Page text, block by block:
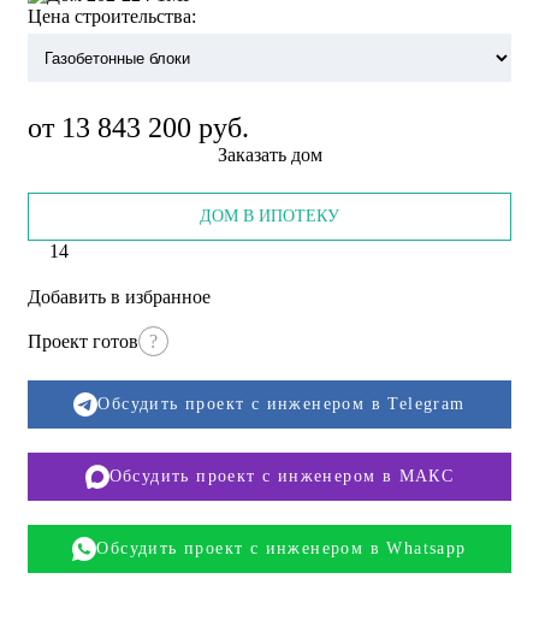
Цена строительства:
от 13 843 200 руб.
Заказать дом
ДОМ В ИПОТЕКУ
14
Добавить в избранное
Проект готов ?
Обсудить проект с инженером в Telegram
Обсудить проект с инженером в МАКС
Обсудить проект с инженером в Whatsapp